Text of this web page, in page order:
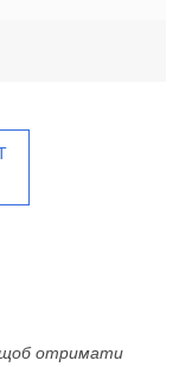
щоб отримати